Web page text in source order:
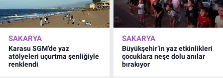
SAKARYA
Karasu SGM’de yaz
atölyeleri uçurtma şenliğiyle
renklendi
SAKARYA
Büyükşehir’in yaz etkinlikleri
çocuklara neşe dolu anılar
bırakıyor